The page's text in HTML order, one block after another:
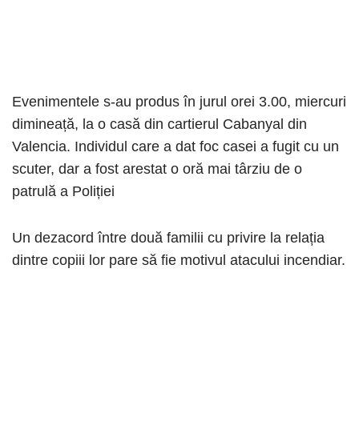
Evenimentele s-au produs în jurul orei 3.00, miercuri
dimineață, la o casă din cartierul Cabanyal din
Valencia. Individul care a dat foc casei a fugit cu un
scuter, dar a fost arestat o oră mai târziu de o
patrulă a Poliției
Un dezacord între două familii cu privire la relația
dintre copiii lor pare să fie motivul atacului incendiar.